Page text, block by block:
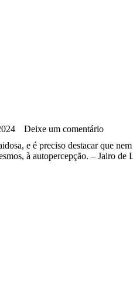
Deixe um comentário
e é preciso destacar que
à autopercepção. – Jairo de